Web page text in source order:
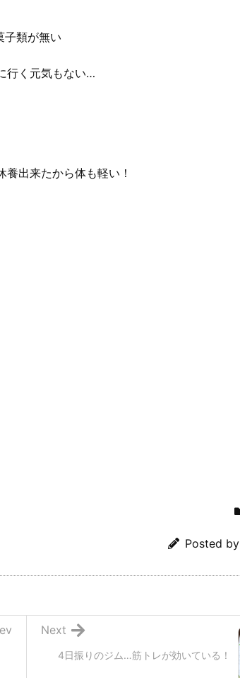
子類が無い
行く元気もない…
出来たから体も軽い！
Posted by
4日振りのジム…筋トレが効いている！
Next